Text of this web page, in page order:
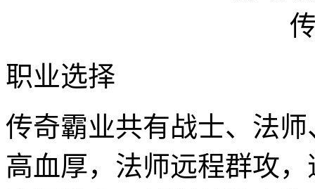
职业选择
传奇霸业共有战士、法
高血厚，法师远程群攻